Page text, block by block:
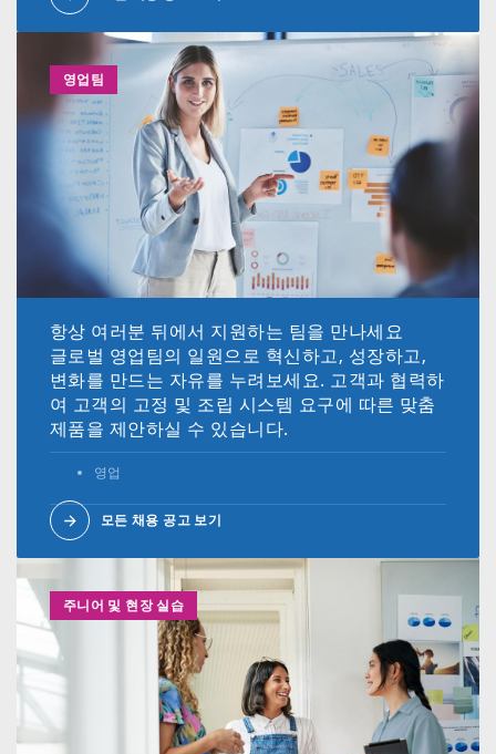
영업팀
항상 여러분 뒤에서 지원하는 팀을 만나세요
글로벌 영업팀의 일원으로 혁신하고, 성장하고,
변화를 만드는 자유를 누려보세요. 고객과 협력하
여 고객의 고정 및 조립 시스템 요구에 따른 맞춤
제품을 제안하실 수 있습니다.
영업
모든 채용 공고 보기
주니어 및 현장 실습